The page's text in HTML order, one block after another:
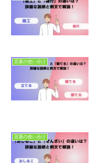
言葉の使い分け
言葉の使い分け